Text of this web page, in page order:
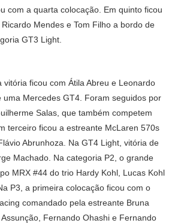
com a quarta colocação. Em quinto ficou
Mendes e Tom Filho a bordo de
GT3 Light.
vitória ficou com Átila Abreu e Leonardo
uma Mercedes GT4. Foram seguidos por
Salas, que também competem
terceiro ficou a estreante McLaren 570s
Abrunhoza. Na GT4 Light, vitória de
Machado. Na categoria P2, o grande
MRX #44 do trio Hardy Kohl, Lucas Kohl
P3, a primeira colocação ficou com o
comandado pela estreante Bruna
Fernando Ohashi e Fernando